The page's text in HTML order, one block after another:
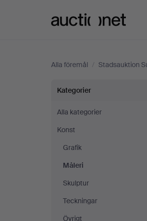
Alla föremål / Stadsauktion
Måleri
på
Stadsauktion
Sundsvall
Kategorier
Alla kategorier
Konst
Grafik
Måleri
Skulptur
Teckningar
Övrigt